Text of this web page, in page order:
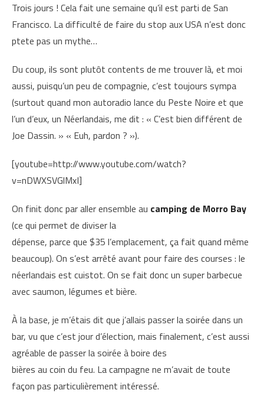
Trois jours ! Cela fait une semaine qu’il est parti de San
Francisco. La difficulté de faire du stop aux USA n’est donc
ptete pas un mythe…
Du coup, ils sont plutôt contents de me trouver là, et moi
aussi, puisqu’un peu de compagnie, c’est toujours sympa
(surtout quand mon autoradio lance du Peste Noire et que
l’un d’eux, un Néerlandais, me dit : « C’est bien différent de
Joe Dassin. » « Euh, pardon ? »).
[youtube=http://www.youtube.com/watch?
v=nDWXSVGlMxI]
On finit donc par aller ensemble au camping de Morro Bay
(ce qui permet de diviser la
dépense, parce que $35 l’emplacement, ça fait quand même
beaucoup). On s’est arrêté avant pour faire des courses : le
néerlandais est cuistot. On se fait donc un super barbecue
avec saumon, légumes et bière.
À la base, je m’étais dit que j’allais passer la soirée dans un
bar, vu que c’est jour d’élection, mais finalement, c’est aussi
agréable de passer la soirée à boire des
bières au coin du feu. La campagne ne m’avait de toute
façon pas particulièrement intéressé.